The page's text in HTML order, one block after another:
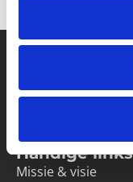
Handige links
Missie & visie